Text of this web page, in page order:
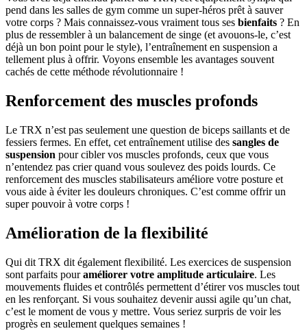
pend dans les salles de gym comme un super-héros prêt à sauver
votre corps ? Mais connaissez-vous vraiment tous ses bienfaits ? En
plus de ressembler à un balancement de singe (et avouons-le, c’est
déjà un bon point pour le style), l’entraînement en suspension a
tellement plus à offrir. Voyons ensemble les avantages souvent
cachés de cette méthode révolutionnaire !
Renforcement des muscles profonds
Le TRX n’est pas seulement une question de biceps saillants et de
fessiers fermes. En effet, cet entraînement utilise des sangles de
suspension pour cibler vos muscles profonds, ceux que vous
n’entendez pas crier quand vous soulevez des poids lourds. Ce
renforcement des muscles stabilisateurs améliore votre posture et
vous aide à éviter les douleurs chroniques. C’est comme offrir un
super pouvoir à votre corps !
Amélioration de la flexibilité
Qui dit TRX dit également flexibilité. Les exercices de suspension
sont parfaits pouraméliorer votre amplitude articulaire. Les
mouvements fluides et contrôlés permettent d’étirer vos muscles tout
en les renforçant. Si vous souhaitez devenir aussi agile qu’un chat,
c’est le moment de vous y mettre. Vous seriez surpris de voir les
progrès en seulement quelques semaines !